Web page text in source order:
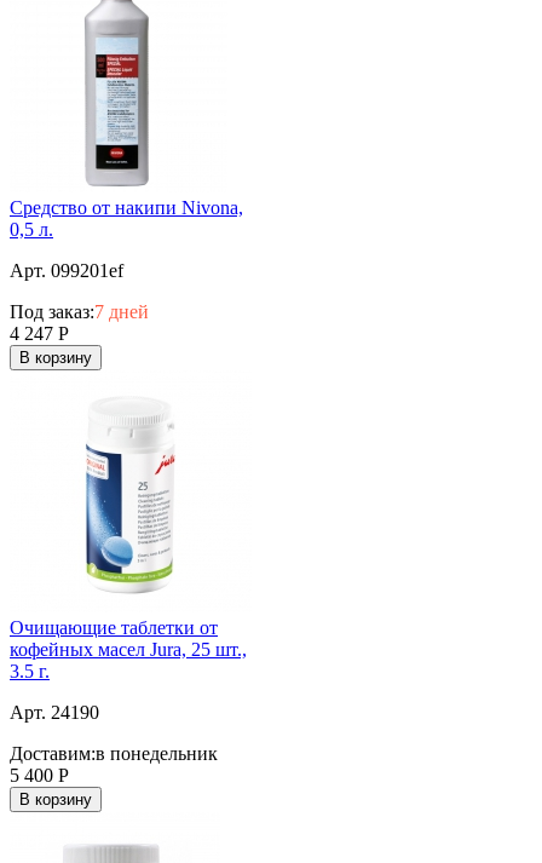
Средство от накипи Nivona,
0,5 л.
Арт. 099201ef
Под заказ:7 дней
4 247 Р
В корзину
Очищающие таблетки от
кофейных масел Jura, 25 шт.,
3.5 г.
Арт. 24190
Доставим:в понедельник
5 400 Р
В корзину